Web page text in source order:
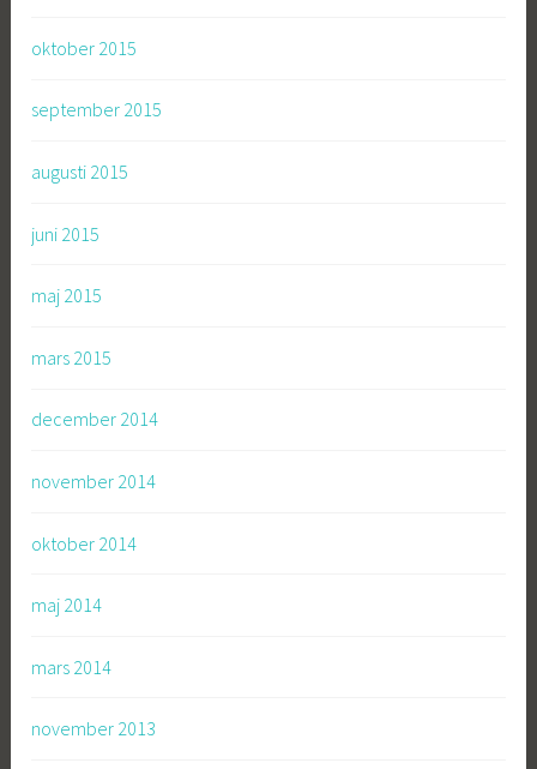
oktober 2015
september 2015
augusti 2015
juni 2015
maj 2015
mars 2015
december 2014
november 2014
oktober 2014
maj 2014
mars 2014
november 2013